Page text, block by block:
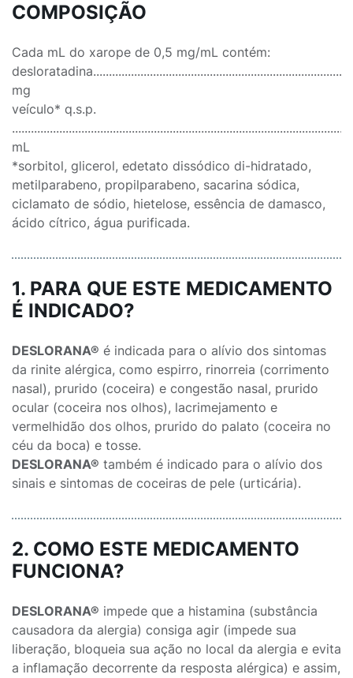
COMPOSIÇÃO
Cada mL do xarope de 0,5 mg/mL contém:
mg
veículo* q.s.p.
mL
*sorbitol, glicerol, edetato dissódico di-hidratado,
metilparabeno, propilparabeno, sacarina sódica,
ciclamato de sódio, hietelose, essência de damasco,
ácido cítrico, água purificada.
1. PARA QUE ESTE MEDICAMENTO
É INDICADO?
DESLORANA® é indicada para o alívio dos sintomas
da rinite alérgica, como espirro, rinorreia (corrimento
nasal), prurido (coceira) e congestão nasal, prurido
ocular (coceira nos olhos), lacrimejamento e
vermelhidão dos olhos, prurido do palato (coceira no
céu da boca) e tosse.
DESLORANA® também é indicado para o alívio dos
sinais e sintomas de coceiras de pele (urticária).
2. COMO ESTE MEDICAMENTO
FUNCIONA?
DESLORANA® impede que a histamina (substância
causadora da alergia) consiga agir (impede sua
liberação, bloqueia sua ação no local da alergia e evita
a inflamação decorrente da resposta alérgica) e assim,